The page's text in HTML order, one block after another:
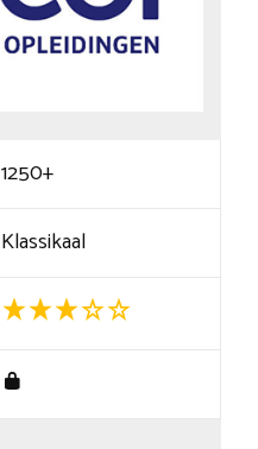
1250+
Klassikaal